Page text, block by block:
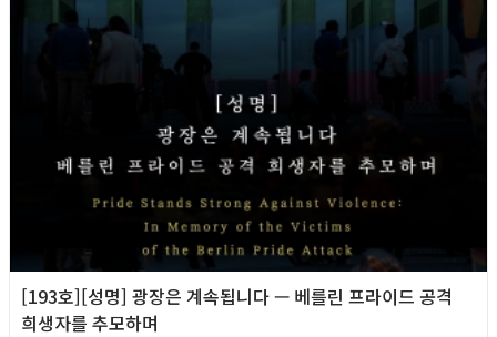
[193호][성명] 광장은 계속됩니다 — 베를린 프라이드 공격
희생자를 추모하며